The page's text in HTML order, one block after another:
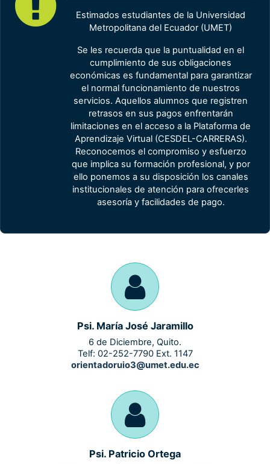
Estimados estudiantes de la Universidad
Metropolitana del Ecuador (UMET)
Se les recuerda que la puntualidad en el
cumplimiento de sus obligaciones
económicas es fundamental para garantizar
el normal funcionamiento de nuestros
servicios. Aquellos alumnos que registren
retrasos en sus pagos enfrentarán
limitaciones en el acceso a la Plataforma de
Aprendizaje Virtual (CESDEL-CARRERAS).
Reconocemos el compromiso y esfuerzo
que implica su formación profesional, y por
ello ponemos a su disposición los canales
institucionales de atención para ofrecerles
asesoría y facilidades de pago.
Psi. María José Jaramillo
6 de Diciembre, Quito.
Telf: 02-252-7790 Ext. 1147
orientadoruio3@umet.edu.ec
Psi. Patricio Ortega